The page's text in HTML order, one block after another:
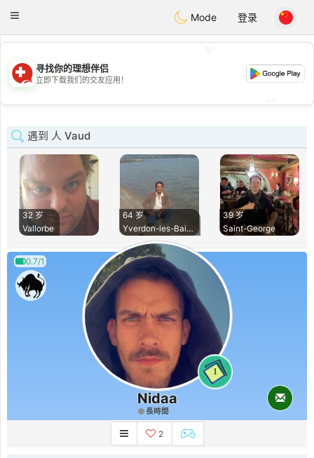
Suissi
Toggle
Mode 登录
💖
💕
寻找你的理想伴侣
立即下载我们的交友应用！
遇到 人 Vaud
32 岁
Vallorbe
64 岁
Yverdon-les-Bains
39 岁
Saint-George
0.7/1
1
Nidaa
長時間
2